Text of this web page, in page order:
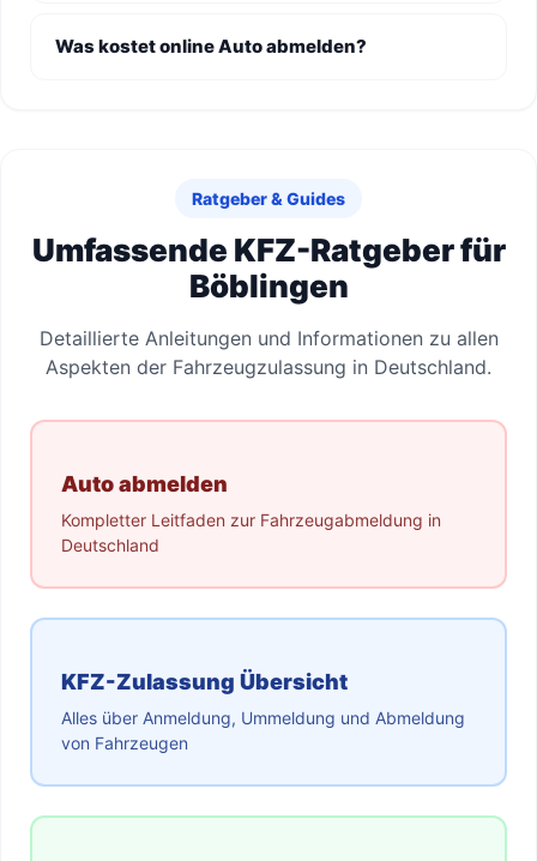
Was kostet online Auto abmelden?
Ratgeber & Guides
Umfassende KFZ-Ratgeber für
Böblingen
Detaillierte Anleitungen und Informationen zu allen
Aspekten der Fahrzeugzulassung in Deutschland.
Auto abmelden
Kompletter Leitfaden zur Fahrzeugabmeldung in
Deutschland
KFZ-Zulassung Übersicht
Alles über Anmeldung, Ummeldung und Abmeldung
von Fahrzeugen